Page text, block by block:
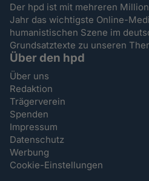
Der hpd ist mit mehreren
Jahr das wichtigste Online-
humanistischen Szene im
Grundsatztexte zu unseren
Über den hpd
Über uns
Redaktion
Trägerverein
Spenden
Impressum
Datenschutz
Werbung
Cookie-Einstellungen